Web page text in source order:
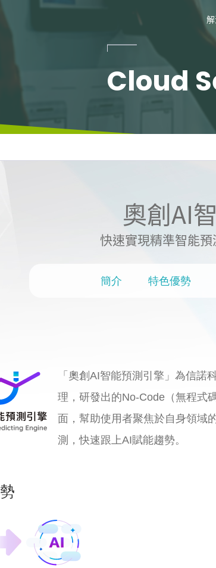
信諾科技
Cloud
奧創AI
快速實現精準智能
簡介 特色優勢
「奧創AI智能預測引擎」為信
理，研發出的No-Code（無程式
面，幫助使用者聚焦於自身領域
測，快速跟上AI賦能趨勢。